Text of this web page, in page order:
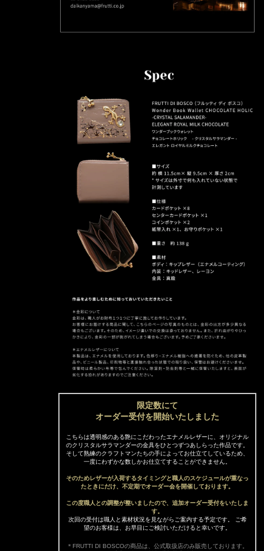
限定数にて
オーダー受付を開始いたしました
こちらは透明感のある艶にこだわったエナメルレザーに、オリジナル
のクリスタルサラマンダーの金具をひとつずつあしらった作品です。
そして熟練のクラフトマンたちの手によってお仕立てしているため、
一度にわずかな数しかお仕立てすることができません。
そのためレザーが入荷するタイミングと職人のスケジュールが重なっ
たときにだけ、不定期でオーダー会を開催しております。
この度職人との調整が整いましたので、追加オーダー受付をいたしま
す。
次回の受付は職人と素材状況を見ながらご案内する予定です。 ご希
望のお客様は、お早目にご検討いただけると幸いです。
＊FRUTTI DI BOSCOの商品は、公式取扱店のみ販売しております。